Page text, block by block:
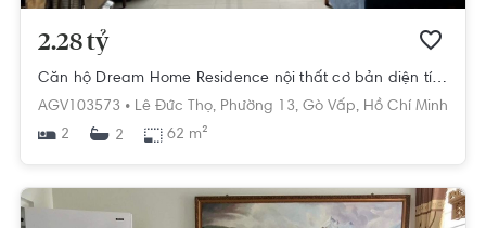
2.28 tỷ
Căn hộ Dream Home Residence nội thất cơ bản diện tích 62m²
AGV103573 • Lê Đức Thọ, Phường 13, Gò Vấp, Hồ Chí Minh
2
2 62 m²